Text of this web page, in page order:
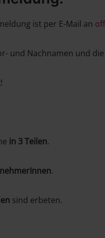
ist per E-Mail an
und Nachnamen und
in 3 Teilen.
.
sind erbeten.